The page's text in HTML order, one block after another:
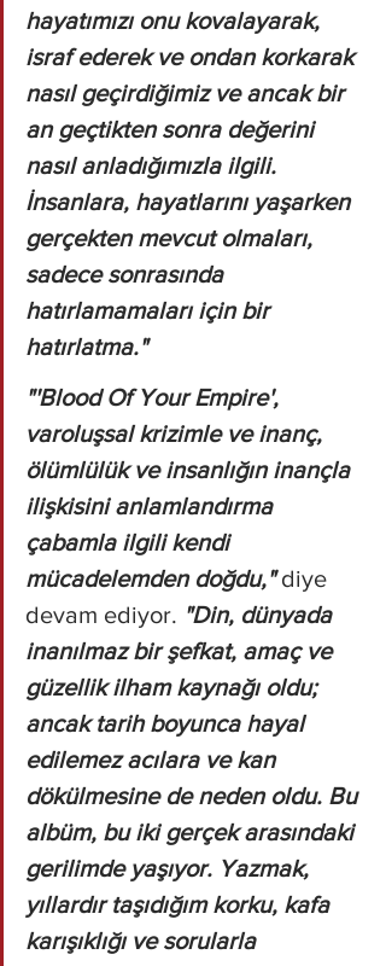
hayatımızı onu kovalayarak,
israf ederek ve ondan korkarak
nasıl geçirdiğimiz ve ancak bir
an geçtikten sonra değerini
nasıl anladığımızla ilgili.
İnsanlara, hayatlarını yaşarken
gerçekten mevcut olmaları,
sadece sonrasında
hatırlamamaları için bir
hatırlatma."
"'Blood Of Your Empire',
varoluşsal krizimle ve inanç,
ölümlülük ve insanlığın inançla
ilişkisini anlamlandırma
çabamla ilgili kendi
mücadelemden doğdu," diye
devam ediyor. "Din, dünyada
inanılmaz bir şefkat, amaç ve
güzellik ilham kaynağı oldu;
ancak tarih boyunca hayal
edilemez acılara ve kan
dökülmesine de neden oldu. Bu
albüm, bu iki gerçek arasındaki
gerilimde yaşıyor. Yazmak,
yıllardır taşıdığım korku, kafa
karışıklığı ve sorularla